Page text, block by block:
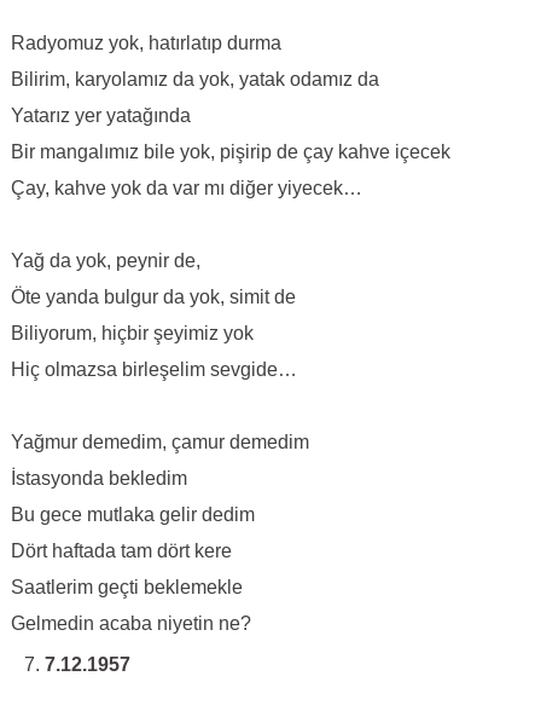
Radyomuz yok, hatırlatıp durma
Bilirim, karyolamız da yok, yatak odamız da
Yatarız yer yatağında
Bir mangalımız bile yok, pişirip de çay kahve içecek
Çay, kahve yok da var mı diğer yiyecek…
Yağ da yok, peynir de,
Öte yanda bulgur da yok, simit de
Biliyorum, hiçbir şeyimiz yok
Hiç olmazsa birleşelim sevgide…
Yağmur demedim, çamur demedim
İstasyonda bekledim
Bu gece mutlaka gelir dedim
Dört haftada tam dört kere
Saatlerim geçti beklemekle
Gelmedin acaba niyetin ne?
7.12.1957